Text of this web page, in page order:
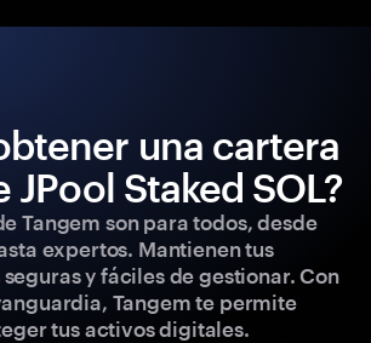
una cartera
Staked SOL?
Tangem son para todos, desde
expertos. Mantienen tus
y fáciles de gestionar. Con
Tangem te permite
tus activos digitales.